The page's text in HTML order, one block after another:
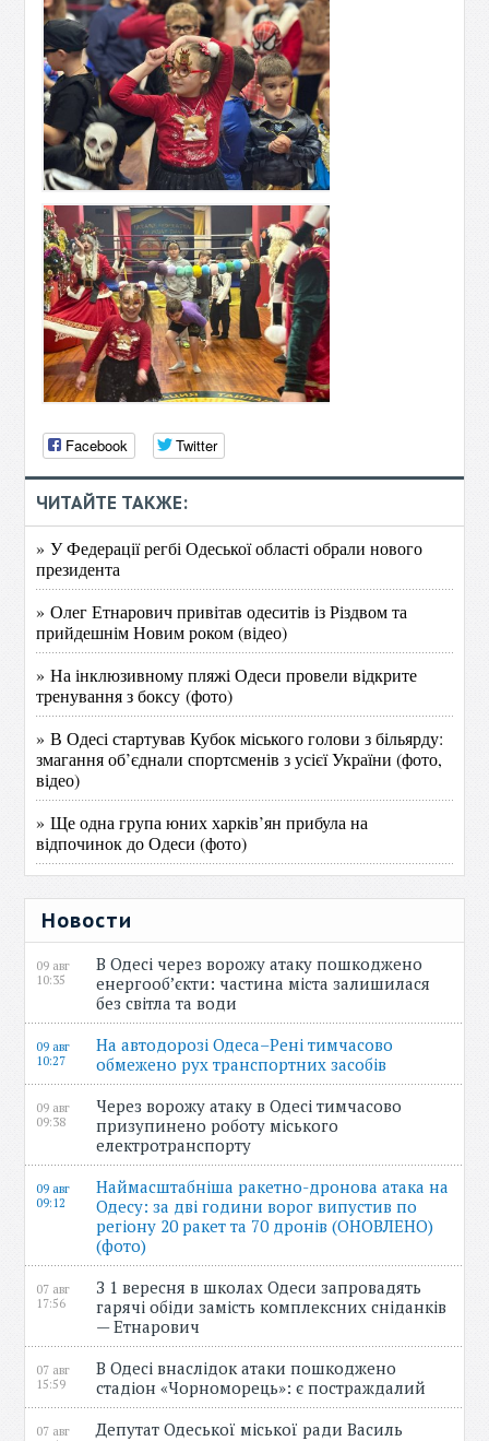
Facebook Twitter
ЧИТАЙТЕ ТАКЖЕ:
» У Федерації регбі Одеської області обрали нового
президента
» Олег Етнарович привітав одеситів із Різдвом та
прийдешнім Новим роком (відео)
» На інклюзивному пляжі Одеси провели відкрите
тренування з боксу (фото)
» В Одесі стартував Кубок міського голови з більярду:
змагання об’єднали спортсменів з усієї України (фото,
відео)
» Ще одна група юних харків’ян прибула на
відпочинок до Одеси (фото)
Новости
09 авг
10:35
В Одесі через ворожу атаку пошкоджено
енергооб’єкти: частина міста залишилася
без світла та води
09 авг
10:27
На автодорозі Одеса–Рені тимчасово
обмежено рух транспортних засобів
09 авг
09:38
Через ворожу атаку в Одесі тимчасово
призупинено роботу міського
електротранспорту
09 авг
09:12
Наймасштабніша ракетно-дронова атака на
Одесу: за дві години ворог випустив по
регіону 20 ракет та 70 дронів (ОНОВЛЕНО)
(фото)
07 авг
17:56
З 1 вересня в школах Одеси запровадять
гарячі обіди замість комплексних сніданків
— Етнарович
07 авг
15:59
В Одесі внаслідок атаки пошкоджено
стадіон «Чорноморець»: є постраждалий
07 авг
Депутат Одеської міської ради Василь